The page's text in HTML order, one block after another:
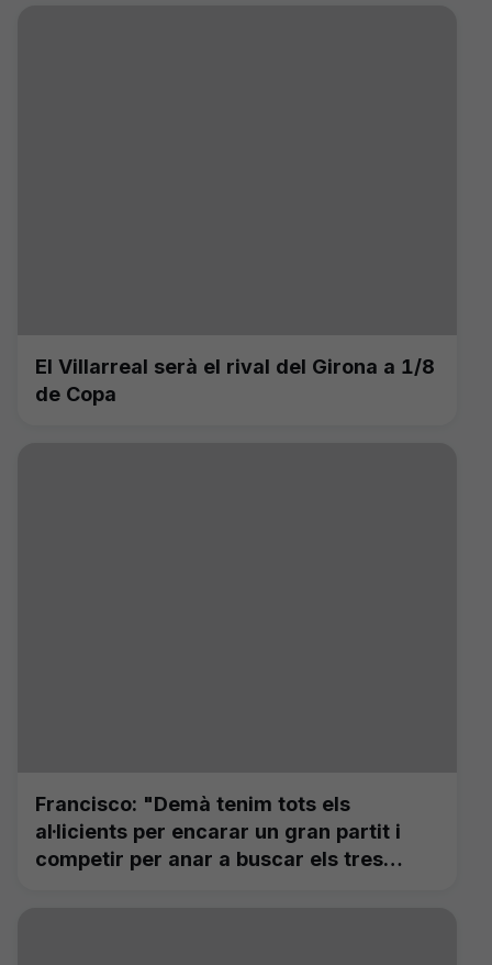
El Villarreal serà el rival del Girona a 1/8
de Copa
Francisco: "Demà tenim tots els
al·licients per encarar un gran partit i
competir per anar a buscar els tres